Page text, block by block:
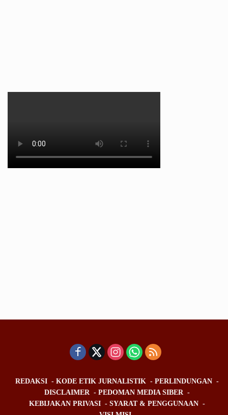
REDAKSI KODE ETIK JURNALISTIK
PERLINDUNGAN
DISCLAIMER
PEDOMAN MEDIA SIBER
KEBIJAKAN PRIVASI
SYARAT & PENGGUNAAN